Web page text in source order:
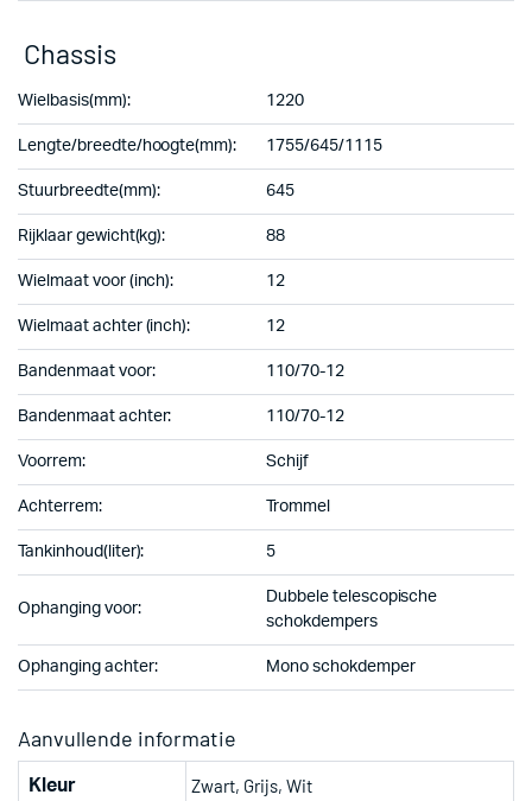
Chassis
Wielbasis(mm): 1220
Lengte/breedte/hoogte(mm): 1755/645/1115
Stuurbreedte(mm): 645
Rijklaar gewicht(kg): 88
Wielmaat voor (inch): 12
Wielmaat achter (inch): 12
Bandenmaat voor: 110/70-12
Bandenmaat achter: 110/70-12
Voorrem: Schijf
Achterrem: Trommel
Tankinhoud(liter): 5
Ophanging voor:
Dubbele telescopische
schokdempers
Ophanging achter: Mono schokdemper
Aanvullende informatie
Kleur Zwart, Grijs, Wit